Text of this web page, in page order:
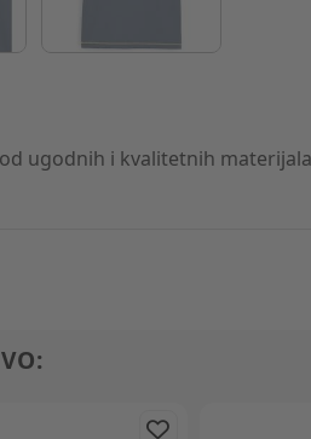
od ugodnih i kvalitetnih